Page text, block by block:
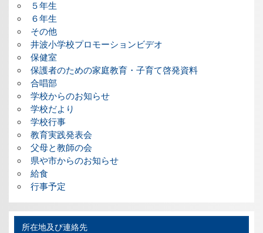
５年生
６年生
その他
井波小学校プロモーションビデオ
保健室
保護者のための家庭教育・子育て啓発資料
合唱部
学校からのお知らせ
学校だより
学校行事
教育実践発表会
父母と教師の会
県や市からのお知らせ
給食
行事予定
所在地及び連絡先